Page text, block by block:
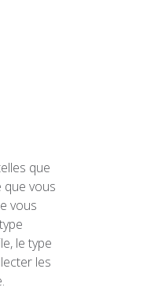
que
que vous
vous
le type
les